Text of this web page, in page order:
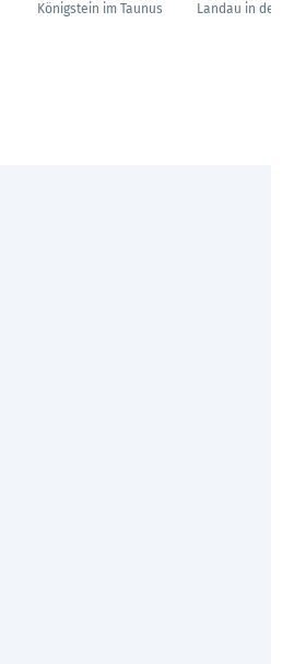
Königstein im Taunus
Landau in der Pfalz